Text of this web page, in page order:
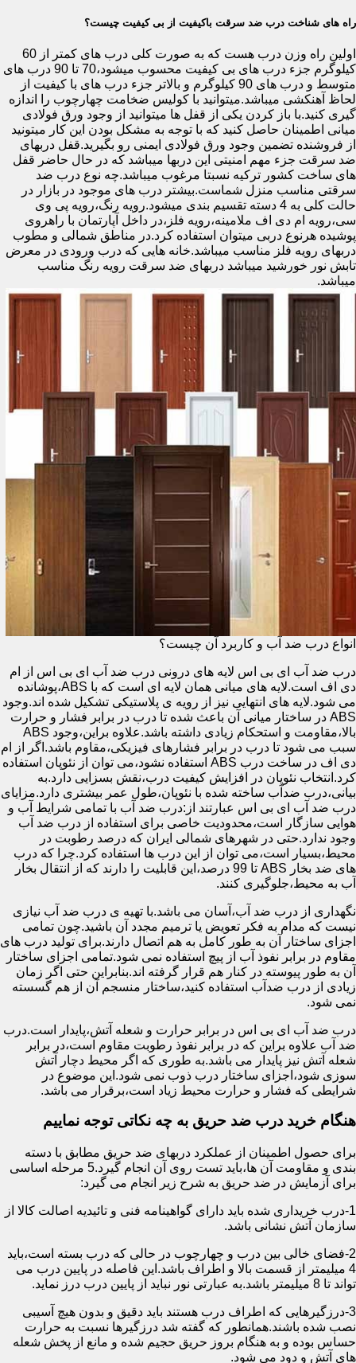
راه های شناخت درب ضد سرقت باکیفیت از بی کیفیت چیست؟
اولین راه وزن درب هست که به صورت کلی درب های کمتر از 60
کیلوگرم جزء درب های بی کیفیت محسوب میشود،70 تا 90 درب های
متوسط و درب های 90 کیلوگرم و بالاتر جزء درب های با کیفیت از
لحاظ آهنکشی میباشد.میتوانید با کولیس ضخامت چهارچوب را اندازه
گیری کنید.با باز کردن یکی از قفل ها میتوانید از وجود ورق فولادی
میانی اطمینان حاصل کنید که با توجه به مشکل بودن این کار میتونید
از فروشنده تضمین وجود ورق فولادی ایمنی رو بگیرید.قفل دربهای
ضد سرقت جزء مهم امنیتی این دربها میباشد که در حال حاضر قفل
های ساخت کشور ترکیه نسبتا مرغوب میباشد.چه نوع درب ضد
سرقتی مناسب منزل شماست.بیشتر درب های موجود در بازار در
حالت کلی به 4 دسته تقسیم بندی میشود.رویه رنگ،رویه پی وی
سی،رویه ام دی اف ملامینه،رویه فلز،در داخل آپارتمان با راهروی
پوشیده هرنوع دربی میتوان استفاده کرد.در مناطق شمالی و مطوب
دربهای رویه فلز مناسب میباشد.خانه هایی که درب ورودی در معرض
تابش نور خورشید میباشد دربهای ضد سرقت رویه رنگ مناسب
میباشد.
انواع درب ضد آب و کاربرد آن چیست؟
درب ضد آب ای بی اس لایه های درونی درب ضد آب ای بی اس از ام
دی اف است.لایه های میانی همان لایه ای است که با ABS،پوشانده
می شود.لایه های انتهایی نیز از رویه ی پلاستیکی تشکیل شده اند.وجود
ABS در ساختار میانی آن باعث شده تا درب در برابر فشار و حرارت
بالا،مقاومت و استحکام زیادی داشته باشد.علاوه براین،وجود ABS
سبب می شود تا درب در برابر فشارهای فیزیکی،مقاوم باشد.اگر از ام
دی اف در ساخت درب ABS استفاده نشود،می توان از نئوپان استفاده
کرد.انتخاب نئوپان در افزایش کیفیت درب،نقش بسزایی دارد.به
بیانی،درب ضدآب ساخته شده با نئوپان،طول عمر بیشتری دارد.مزایای
درب ضد آب ای بی اس عبارتند از:درب ضد آب با تمامی شرایط آب و
هوایی سازگار است،محدودیت خاصی برای استفاده از درب ضد آب
وجود ندارد.حتی در شهرهای شمالی ایران که درصد رطوبت در
محیط،بسیار است،می توان از این درب ها استفاده کرد.چرا که درب
های ضد بخار ABS تا 99 درصد،این قابلیت را دارند که از انتقال بخار
آب به محیط،جلوگیری کنند.
نگهداری از درب ضد آب،آسان می باشد.با تهیه ی درب ضد آب نیازی
نیست که مدام به فکر تعویض یا ترمیم مجدد آن باشید.چون تمامی
اجزای ساختار آن به طور کامل به هم اتصال دارند.برای تولید درب های
مقاوم در برابر نفوذ آب از پیچ استفاده نمی شود.تمامی اجزای ساختار
آن به طور پیوسته در کنار هم قرار گرفته اند.بنابراین حتی اگر زمان
زیادی از درب ضدآب استفاده کنید،ساختار منسجم آن از هم گسسته
نمی شود.
درب ضد آب ای بی اس در برابر حرارت و شعله آتش،پایدار است.درب
ضد آب علاوه براین که در برابر نفوذ رطوبت مقاوم است،در برابر
شعله آتش نیز پایدار می باشد.به طوری که اگر محیط دچار آتش
سوزی شود،اجزای ساختار درب ذوب نمی شود.این موضوع در
شرایطی که فشار و حرارت محیط زیاد است،برقرار می باشد.
هنگام خرید درب ضد حریق به چه نکاتی توجه نماییم
برای حصول اطمینان از عملکرد دربهای ضد حریق مطابق با دسته
بندی و مقاومت آن ها،باید تست روی آن انجام گیرد.5 مرحله اساسی
برای آزمایش در ضد حریق به شرح زیر انجام می گیرد:
1-درب خریداری شده باید دارای گواهینامه فنی و تائیدیه اصالت کالا از
سازمان آتش نشانی باشد.
2-فضای خالی بین درب و چهارچوب در حالی که درب بسته است،باید
4 میلیمتر از قسمت بالا و اطراف باشد.این فاصله در پایین درب می
تواند تا 8 میلیمتر باشد.به عبارتی نور نباید از پایین درب درز نماید.
3-درزگیرهایی که اطراف درب هستند باید دقیق و بدون هیچ آسیبی
نصب شده باشند.همانطور که گفته شد درزگیرها نسبت به حرارت
حساس بوده و به هنگام بروز حریق حجیم شده و مانع از پخش شعله
های آتش و دود می شود.